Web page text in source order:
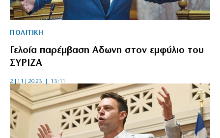
ΠΟΛΙΤΙΚΗ
Γελοία παρέμβαση Αδωνη στον εμφύλιο του
ΣΥΡΙΖΑ
2|11|2023 | 13:11